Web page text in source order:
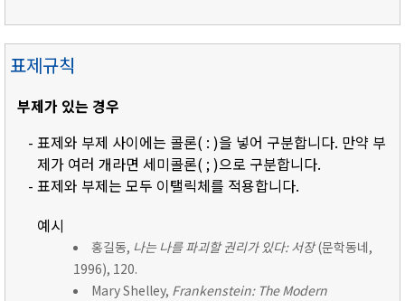
표제규칙
부제가 있는 경우
- 표제와 부제 사이에는 콜론( : )을 넣어 구분합니다. 만약 부
제가 여러 개라면 세미콜론( ; )으로 구분합니다.
- 표제와 부제는 모두 이탤릭체를 적용합니다.
예시
홍길동, 나는 나를 파괴할 권리가 있다: 서장(문학동네,
1996), 120.
Mary Shelley, Frankenstein: The Modern